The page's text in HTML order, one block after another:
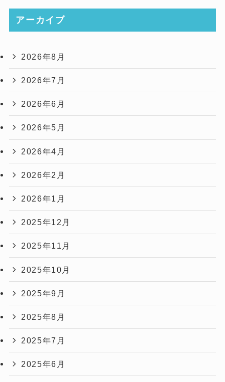
アーカイブ
2026年8月
2026年7月
2026年6月
2026年5月
2026年4月
2026年2月
2026年1月
2025年12月
2025年11月
2025年10月
2025年9月
2025年8月
2025年7月
2025年6月